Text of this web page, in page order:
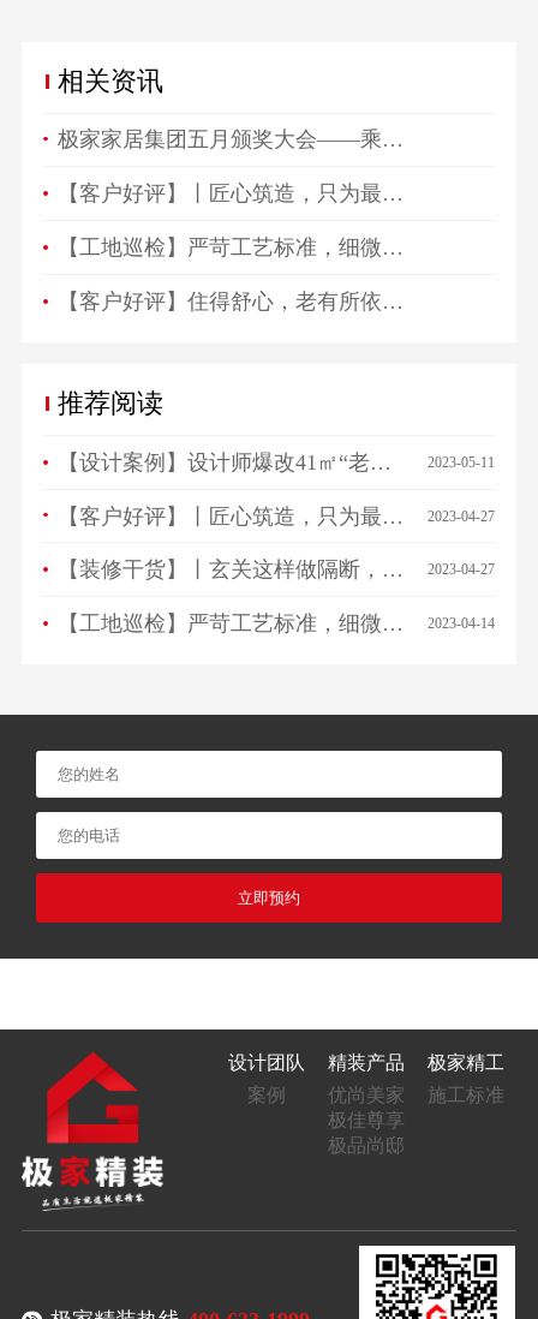
相关资讯
极家家居集团五月颁奖大会——乘风破浪、开拓未来
【客户好评】丨匠心筑造，只为最美相遇，来看看ta们怎么说…
【工地巡检】严苛工艺标准，细微之处见品质！
【客户好评】住得舒心，老有所依，极家用心打造舒适养老房
推荐阅读
【设计案例】设计师爆改41㎡“老破小”，一房变三房，住祖孙三代五口人不拥挤！ 2023-05-11
【客户好评】丨匠心筑造，只为最美相遇，来看看ta们怎么说… 2023-04-27
【装修干货】丨玄关这样做隔断，一进门就被惊艳！ 2023-04-27
【工地巡检】严苛工艺标准，细微之处见品质！ 2023-04-14
立即预约
设计团队
案例
精装产品
优尚美家
极佳尊享
极品尚邸
极家精工
施工标准